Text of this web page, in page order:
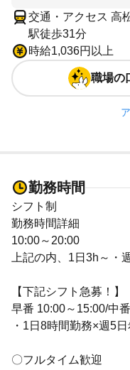
交通・アクセス 高
駅徒歩31分
時給1,036円以上
職場の
勤務時間
シフト制
勤務時間詳細
10:00～20:00
上記の内、1日3h～・
【下記シフト急募！】
早番 10:00～15:00/中
・1日8時間勤務×週5
〇フルタイム歓迎